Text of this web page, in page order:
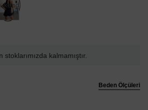
stoklarımızda kalmamıştır.
Beden Ölçüleri